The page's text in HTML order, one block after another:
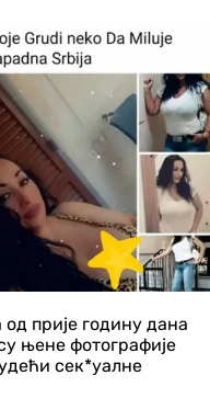
прије годину дана
њене фотографије
сек*уалне